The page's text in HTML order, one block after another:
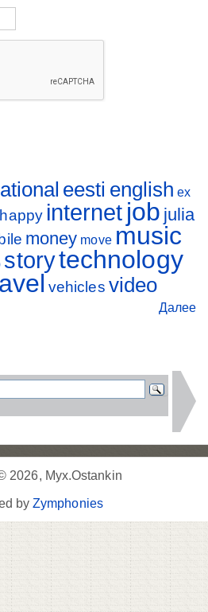
eesti english ex
happy internet job julia
money move music
storytechnology
vehicles video
Далее
2026, Myx.Ostankin
byZymphonies